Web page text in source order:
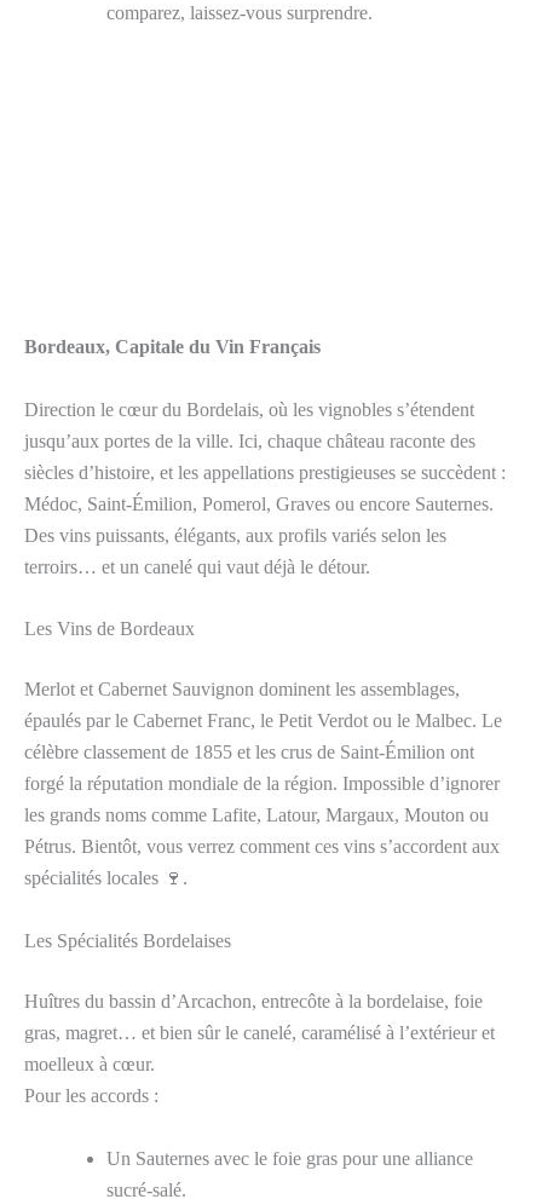
comparez, laissez-vous surprendre.
Bordeaux, Capitale du Vin Français
Direction le cœur du Bordelais, où les vignobles s’étendent
jusqu’aux portes de la ville. Ici, chaque château raconte des
siècles d’histoire, et les appellations prestigieuses se succèdent :
Médoc, Saint-Émilion, Pomerol, Graves ou encore Sauternes.
Des vins puissants, élégants, aux profils variés selon les
terroirs… et un canelé qui vaut déjà le détour.
Les Vins de Bordeaux
Merlot et Cabernet Sauvignon dominent les assemblages,
épaulés par le Cabernet Franc, le Petit Verdot ou le Malbec. Le
célèbre classement de 1855 et les crus de Saint-Émilion ont
forgé la réputation mondiale de la région. Impossible d’ignorer
les grands noms comme Lafite, Latour, Margaux, Mouton ou
Pétrus. Bientôt, vous verrez comment ces vins s’accordent aux
spécialités locales 🍷.
Les Spécialités Bordelaises
Huîtres du bassin d’Arcachon, entrecôte à la bordelaise, foie
gras, magret… et bien sûr le canelé, caramélisé à l’extérieur et
moelleux à cœur.
Pour les accords :
Un Sauternes avec le foie gras pour une alliance
sucré-salé.